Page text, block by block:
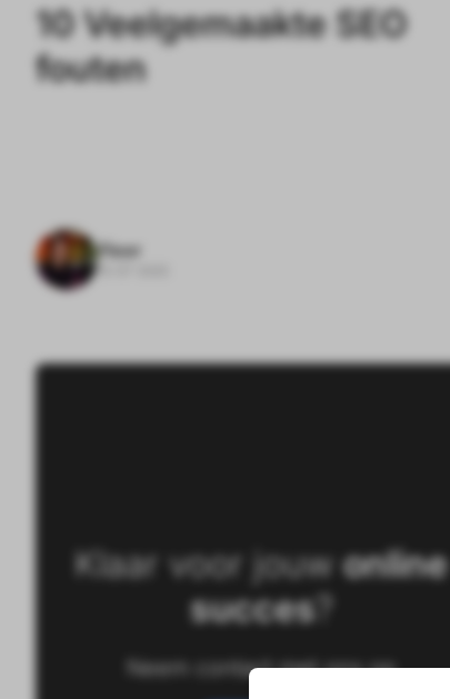
10 Veelgemaakte SEO
fouten
Floor
Klaar voor jouwonline
succes?
Neem contact met ons op